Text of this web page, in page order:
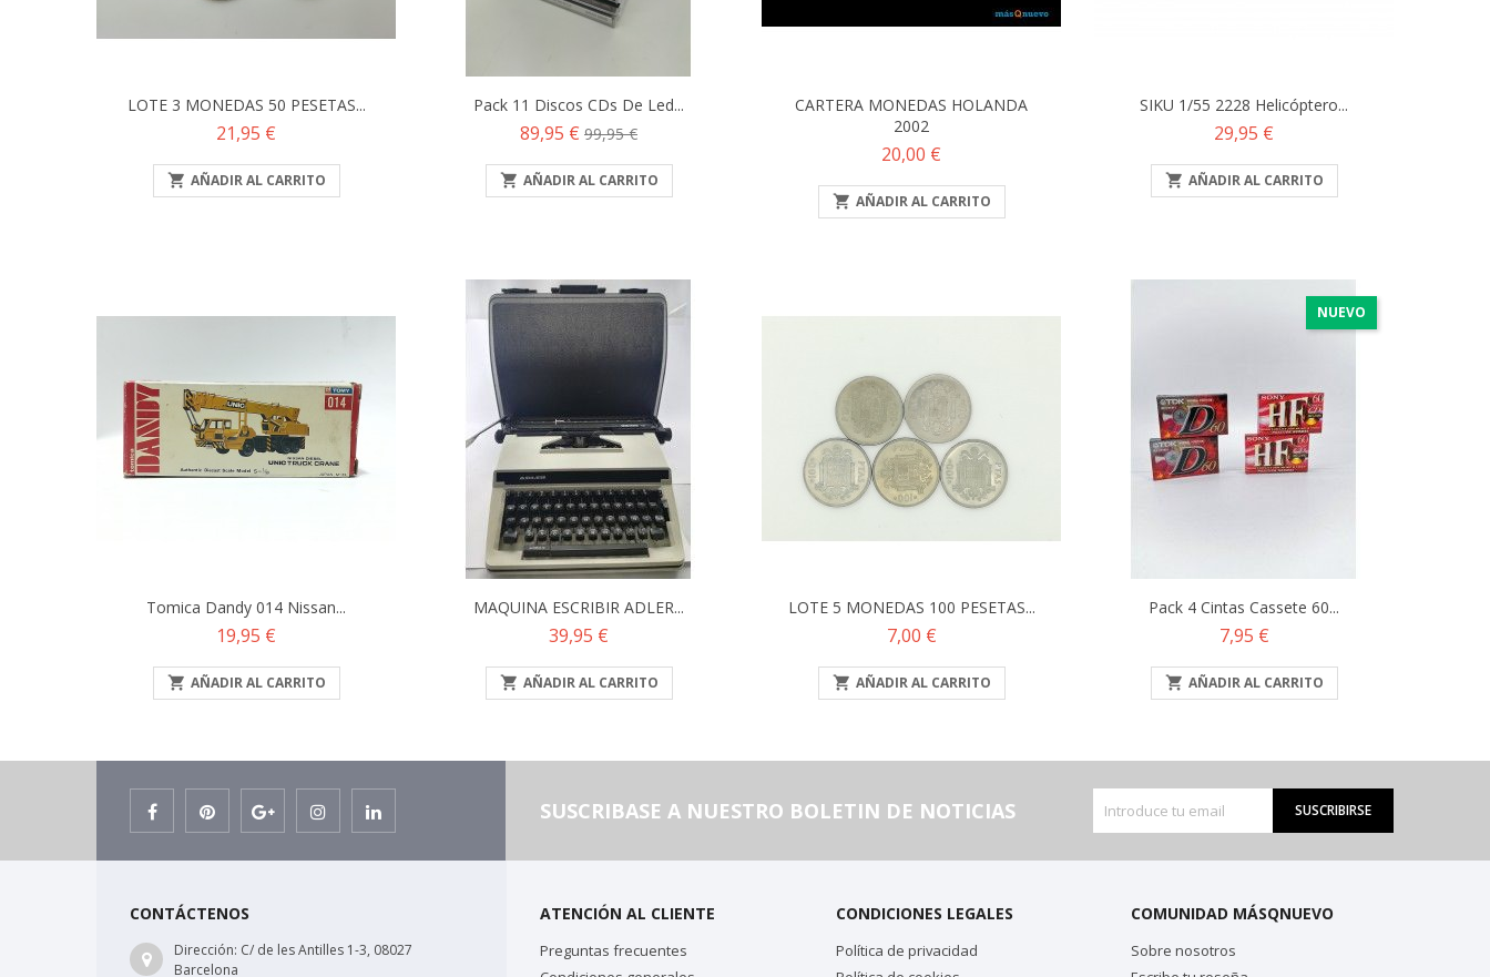
LOTE 3 MONEDAS 50 PESETAS...
Precio
21,95 €
 AÑADIR AL CARRITO
Pack 11 Discos CDs De Led...
Precio
89,95 € Precio
base
99,95 €
 AÑADIR AL CARRITO
CARTERA MONEDAS HOLANDA
2002
Precio
20,00 €
 AÑADIR AL CARRITO
SIKU 1/55 2228 Helicóptero...
Precio
29,95 €
 AÑADIR AL CARRITO
Tomica Dandy 014 Nissan...
Precio
19,95 €
 AÑADIR AL CARRITO
MAQUINA ESCRIBIR ADLER...
Precio
39,95 €
 AÑADIR AL CARRITO
LOTE 5 MONEDAS 100 PESETAS...
Precio
7,00 €
 AÑADIR AL CARRITO
NUEVO
Pack 4 Cintas Cassete 60...
Precio
7,95 €
 AÑADIR AL CARRITO
SUSCRIBASE A NUESTRO BOLETIN DE NOTICIAS SUSCRIBIRSE
CONTÁCTENOS
Dirección: C/ de les Antilles 1-3, 08027
Barcelona
ATENCIÓN AL CLIENTE
Preguntas frecuentes
CONDICIONES LEGALES
Política de privacidad
COMUNIDAD MÁSQNUEVO
Sobre nosotros